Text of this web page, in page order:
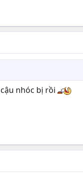
nhóc bị rồi